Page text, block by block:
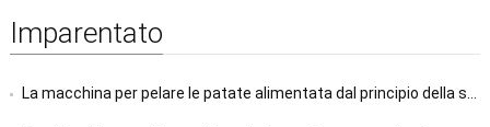
Imparentato
La macchina per pelare le patate alimentata dal principio della spazzola